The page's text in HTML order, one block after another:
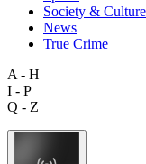
Society & Culture
News
True Crime
A - H
I - P
Q - Z